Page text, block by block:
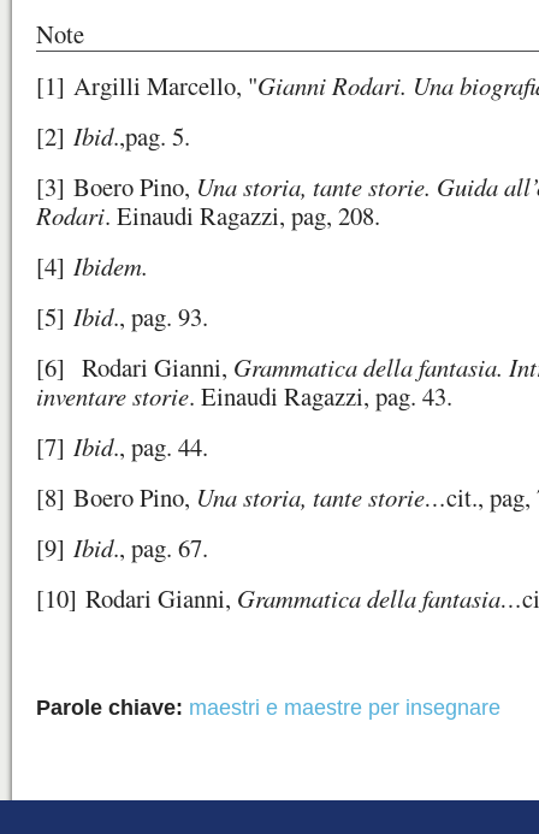
Note
[1] Argilli Marcello, "Gianni Rodari. Una
[2] Ibid.,pag. 5.
[3] Boero Pino, Una storia, tante storie. Guida
Rodari. Einaudi Ragazzi, pag, 208.
[4] Ibidem.
[5] Ibid., pag. 93.
[6] Rodari Gianni, Grammatica della fantasia.
inventare storie. Einaudi Ragazzi, pag. 43.
[7] Ibid., pag. 44.
[8] Boero Pino, Una storia, tante storie…cit., pag,
[9] Ibid., pag. 67.
[10] Rodari Gianni, Grammatica della fantasia…
Parole chiave: maestri e maestre per insegnare